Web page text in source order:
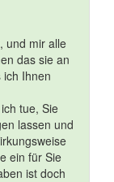
und mir alle
das sie an
Ihnen
tue, Sie
lassen und
ein für Sie
ist doch